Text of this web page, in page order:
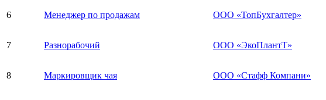
6 Менеджер по продажам ООО «ТопБухгалтер»
7 Разнорабочий ООО «ЭкоПлантТ»
8 Маркировщик чая ООО «Стафф Компани»